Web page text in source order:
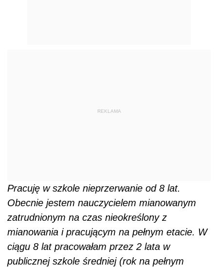
REKLAMA
Pracuję w szkole nieprzerwanie od 8 lat.
Obecnie jestem nauczycielem mianowanym
zatrudnionym na czas nieokreślony z
mianowania i pracującym na pełnym etacie. W
ciągu 8 lat pracowałam przez 2 lata w
publicznej szkole średniej (rok na pełnym